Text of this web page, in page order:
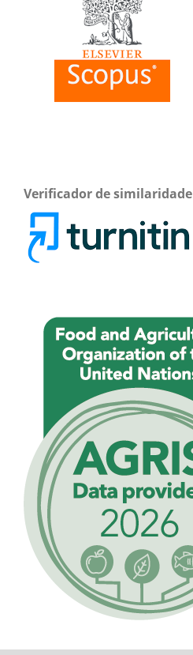
Verificador de similaridade